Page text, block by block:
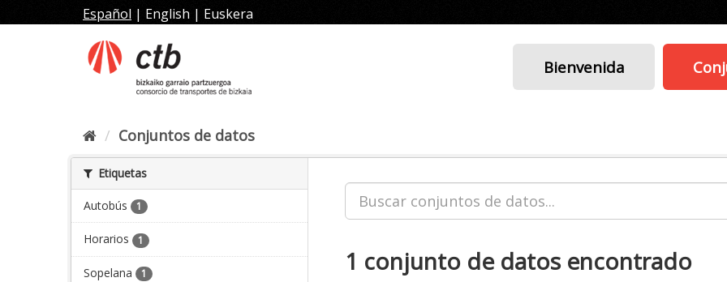
al
Español | English | Euskera
Bienvenida
Conjuntos de datos
Etiquetas
Autobús 1
Horarios 1
Sopelana 1 1 conjunto de datos encontrado